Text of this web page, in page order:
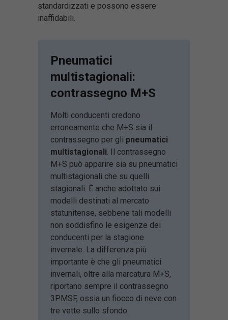
standardizzati e possono essere
inaffidabili.
Pneumatici
multistagionali:
contrassegno M+S
Molti conducenti credono
erroneamente che M+S sia il
contrassegno per gli pneumatici
multistagionali. Il contrassegno
M+S può apparire sia su pneumatici
multistagionali che su quelli
stagionali. È anche adottato sui
modelli destinati al mercato
statunitense, sebbene tali modelli
non soddisfino le esigenze dei
conducenti per la stagione
invernale. La differenza più
importante è che gli pneumatici
invernali, oltre alla marcatura M+S,
riportano sempre il contrassegno
3PMSF, ossia un fiocco di neve con
tre vette sullo sfondo.